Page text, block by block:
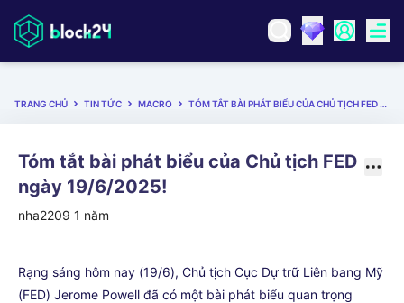
TRANG CHỦ TIN TỨC MACRO TÓM TẮT BÀI PHÁT BIỂU CỦA CHỦ TỊCH FED NGÀY 19/6/2025!
Tóm tắt bài phát biểu của Chủ tịch FED
ngày 19/6/2025!
nha2209 1 năm
Rạng sáng hôm nay (19/6), Chủ tịch Cục Dự trữ Liên bang Mỹ
(FED) Jerome Powell đã có một bài phát biểu quan trọng